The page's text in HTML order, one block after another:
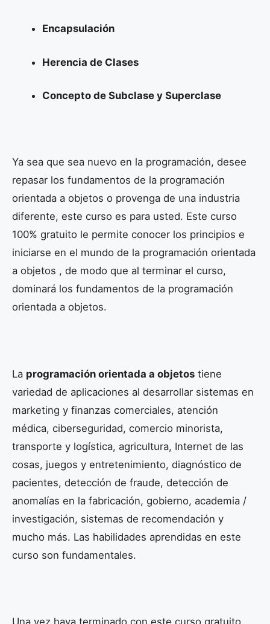
Encapsulación
Herencia de Clases
Concepto de Subclase y Superclase
Ya sea que sea nuevo en la programación, desee
repasar los fundamentos de la programación
orientada a objetos o provenga de una industria
diferente, este curso es para usted. Este curso
100% gratuito le permite conocer los principios e
iniciarse en el mundo de la programación orientada
a objetos , de modo que al terminar el curso,
dominará los fundamentos de la programación
orientada a objetos.
La programación orientada a objetos tiene
variedad de aplicaciones al desarrollar sistemas en
marketing y finanzas comerciales, atención
médica, ciberseguridad, comercio minorista,
transporte y logística, agricultura, Internet de las
cosas, juegos y entretenimiento, diagnóstico de
pacientes, detección de fraude, detección de
anomalías en la fabricación, gobierno, academia /
investigación, sistemas de recomendación y
mucho más. Las habilidades aprendidas en este
curso son fundamentales.
Una vez haya terminado con este curso gratuito,